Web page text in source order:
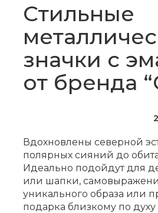
Стильные
значки с
от бренда
Вдохновлены северной
полярных сияний до
Идеально подойдут для
или шапки,
уникального образа или
подарка близкому по духу